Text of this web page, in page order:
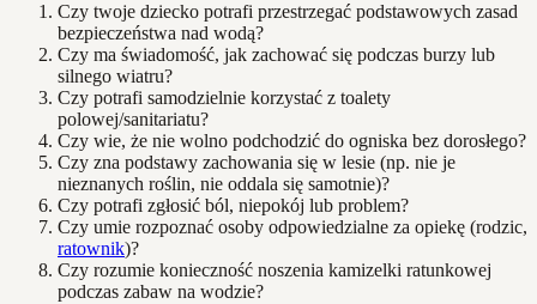
Czy twoje dziecko potrafi przestrzegać podstawowych zasad
bezpieczeństwa nad wodą?
Czy ma świadomość, jak zachować się podczas burzy lub
silnego wiatru?
Czy potrafi samodzielnie korzystać z toalety
polowej/sanitariatu?
Czy wie, że nie wolno podchodzić do ogniska bez dorosłego?
Czy zna podstawy zachowania się w lesie (np. nie je
nieznanych roślin, nie oddala się samotnie)?
Czy potrafi zgłosić ból, niepokój lub problem?
Czy umie rozpoznać osoby odpowiedzialne za opiekę (rodzic,
ratownik)?
Czy rozumie konieczność noszenia kamizelki ratunkowej
podczas zabaw na wodzie?